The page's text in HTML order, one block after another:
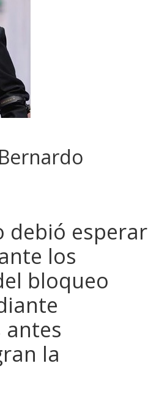
debió esperar
los
bloqueo
la